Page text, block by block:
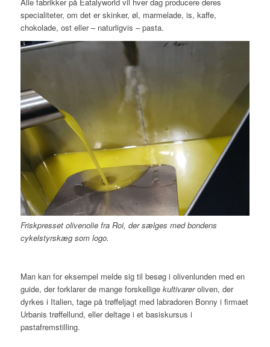
Alle fabrikker på Eatalyworld vil hver dag producere deres
specialiteter, om det er skinker, øl, marmelade, is, kaffe,
chokolade, ost eller – naturligvis – pasta.
Friskpresset olivenolie fra Roi, der sælges med bondens
cykelstyrskæg som logo.
Man kan for eksempel melde sig til besøg i olivenlunden med en
guide, der forklarer de mange forskellige kultivareroliven, der
dyrkes i Italien, tage på trøffeljagt med labradoren Bonny i firmaet
Urbanis trøffellund, eller deltage i et basiskursus i
pastafremstilling.